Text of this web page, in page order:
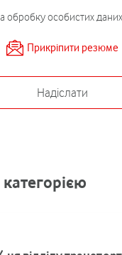
категорією
обробку особистих даних
Прикріпити резюме
Надіслати